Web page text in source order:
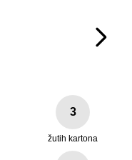
3
žutih kartona